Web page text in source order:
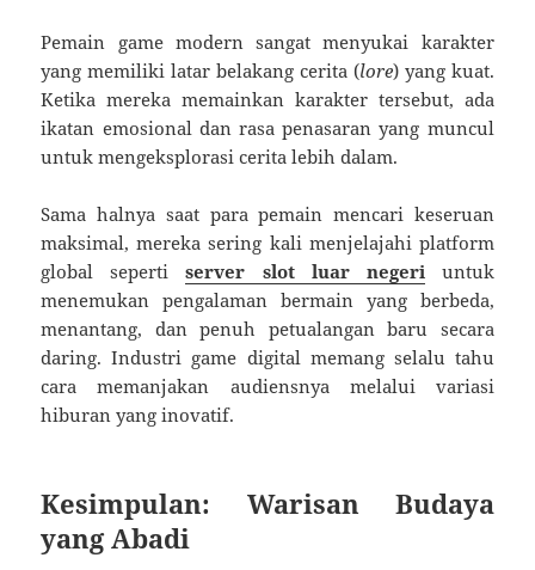
Pemain game modern sangat menyukai karakter
yang memiliki latar belakang cerita (lore) yang kuat.
Ketika mereka memainkan karakter tersebut, ada
ikatan emosional dan rasa penasaran yang muncul
untuk mengeksplorasi cerita lebih dalam.
Sama halnya saat para pemain mencari keseruan
maksimal, mereka sering kali menjelajahi platform
global sepertiserver slot luar negeri untuk
menemukan pengalaman bermain yang berbeda,
menantang, dan penuh petualangan baru secara
daring. Industri game digital memang selalu tahu
cara memanjakan audiensnya melalui variasi
hiburan yang inovatif.
Kesimpulan: Warisan Budaya
yang Abadi